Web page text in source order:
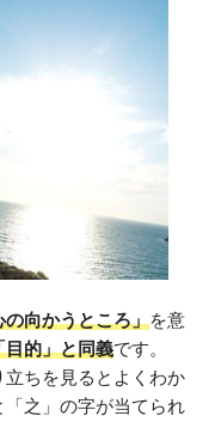
の向かうところ」を意
目的」と同義です。
ちを見るとよくわか
之」の字が当てられ